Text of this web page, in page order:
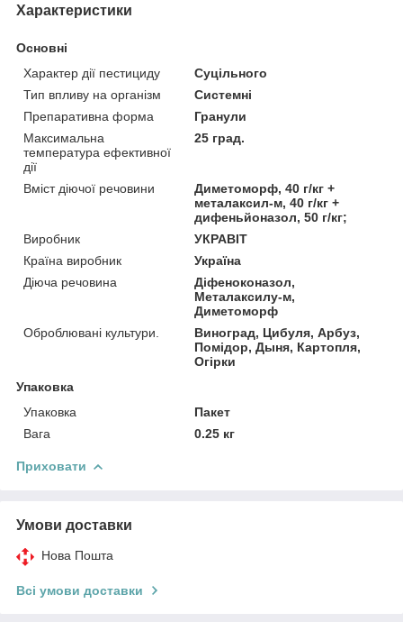
Характеристики
Основні
Характер дії пестициду
Суцільного
Тип впливу на організм
Системні
Препаративна форма
Гранули
Максимальна
температура ефективної
дії
25 град.
Вміст діючої речовини
Диметоморф, 40 г/кг +
металаксил-м, 40 г/кг +
дифеньйоназол, 50 г/кг;
Виробник
УКРАВІТ
Країна виробник
Україна
Діюча речовина
Діфеноконазол,
Металаксилу-м,
Диметоморф
Оброблювані культури.
Виноград, Цибуля, Арбуз,
Помідор, Дыня, Картопля,
Огірки
Упаковка
Упаковка
Пакет
Вага
0.25 кг
Приховати
Умови доставки
Нова Пошта
Всі умови доставки